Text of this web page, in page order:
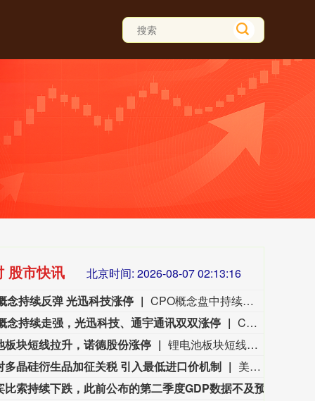
3562.81 47.25 1.34% 基金指数
股市快讯 北京时间: 2026-08-07 02:13:18
念持续反弹 光迅科技涨停
CPO概念盘中持续反弹，光迅科技涨停，联讯仪器、光库科技、东山精密、汇绿生态、长光华芯等跟涨。
念持续走强，光迅科技、通宇通讯双双涨停
CPO概念持续走强，光迅科技、通宇通讯双双涨停，中富电路、光库科技、亨通光电、仕佳光子、华工科技、剑桥科技等跟涨。
板块短线拉升，诺德股份涨停
锂电池板块短线拉升，诺德股份涨停，嘉元科技、中一科技、铜冠铜箔、德福科技、科达利等纷纷走高。
多晶硅衍生品加征关税 引入最低进口价机制
美国白宫6日发布声明说，美国总统特朗普当日签署一份公告，宣布将对进口多晶硅衍生品加征15%关税，并对进口多晶硅及其衍生品设定最低进口价机制。公告说，依据《1962年贸易扩展法》第232条款，美方将自美国东部时间2026年12月4日起实施上述措施，以重振美国多晶硅产业。其中，通过引入最低进口价机制，美方将阻止任何价格低于该水平的产品进入美国市场。依据公告，进口多晶硅最低进口价为每公斤21美元，多晶硅锭和晶圆为每公斤100美元，进口太阳能电池和太阳能电池组件最低进口价分别为每瓦特0.22美元和0.38美元。公告说，美国商务部获得授权设立一项激励计划，以推动多晶硅等产品生产“回流美国”。（新华社）